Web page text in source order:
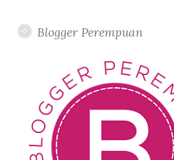
Blogger Perempuan